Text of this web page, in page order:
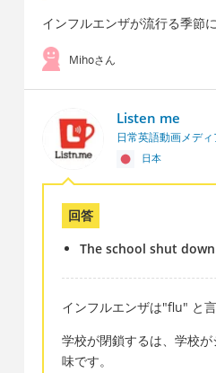
インフルエンザが流行る季節
Mihoさん
Listen me
日常英語動画メデ
日本
回答
The school shut
インフルエンザは"flu" と言
学校が閉鎖するは、学校
味です。